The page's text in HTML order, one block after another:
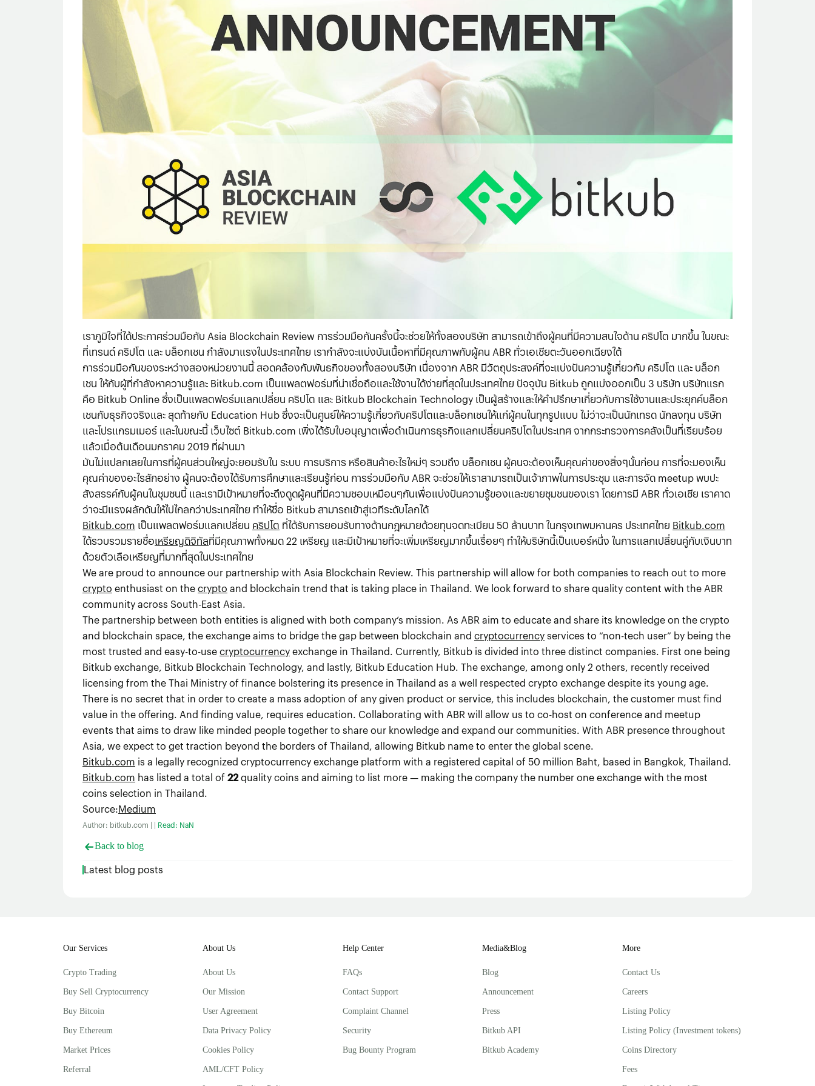
เราภูมิใจที่ได้ประกาศร่วมมือกับ Asia Blockchain Review การร่วมมือกันครั้งนี้จะช่วยให้ทั้งสองบริษัท สามารถเข้าถึงผู้คนที่มีความสนใจด้าน คริปโต มากขึ้น ในขณะ
ที่เทรนด์ คริปโต และ บล็อกเชน กำลังมาแรงในประเทศไทย เรากำลังจะแบ่งบันเนื้อหาที่มีคุณภาพกับผู้คน ABR ทั่วเอเชียตะวันออกเฉียงใต้
การร่วมมือกันของระหว่างสองหน่วยงานนี้ สอดคล้องกับพันธกิจของทั้งสองบริษัท เนื่องจาก ABR มีวัตถุประสงค์ที่จะแบ่งปันความรู้เกี่ยวกับ คริปโต และ บล็อก
เชน ให้กับผู้ที่กำลังหาความรู้และ Bitkub.com เป็นแพลตฟอร์มที่น่าเชื่อถือและใช้งานได้ง่ายที่สุดในประเทศไทย ปัจจุบัน Bitkub ถูกแบ่งออกเป็น 3 บริษัท บริษัทแรก
คือ Bitkub Online ซึ่งเป็นแพลตฟอร์มแลกเปลี่ยน คริปโต และ Bitkub Blockchain Technology เป็นผู้สร้างและให้คำปรึกษาเกี่ยวกับการใช้งานและประยุกค์บล็อก
เชนกับธุรกิจจริงและ สุดท้ายกับ Education Hub ซึ่งจะเป็นศูนย์ให้ความรู้เกี่ยวกับคริปโตและบล็อกเชนให้แก่ผู้คนในทุกรูปแบบ ไม่ว่าจะเป็นนักเทรด นักลงทุน บริษัท
และโปรแกรมเมอร์ และในขณะนี้ เว็บไซต์ Bitkub.com เพิ่งได้รับใบอนุญาตเพื่อดำเนินการธุรกิจแลกเปลี่ยนคริปโตในประเทศ จากกระทรวงการคลังเป็นที่เรียบร้อย
แล้วเมื่อต้นเดือนมกราคม 2019 ที่ผ่านมา
มันไม่แปลกเลยในการที่ผู้คนส่วนใหญ่จะยอมรับใน ระบบ การบริการ หรือสินค้าอะไรใหม่ๆ รวมถึง บล็อกเชน ผู้คนจะต้องเห็นคุณค่าของสิ่งๆนั้นก่อน การที่จะมองเห็น
คุณค่าของอะไรสักอย่าง ผู้คนจะต้องได้รับการศึกษาและเรียนรู้ก่อน การร่วมมือกับ ABR จะช่วยให้เราสามารถเป็นเจ้าภาพในการประชุม และการจัด meetup พบปะ
สังสรรค์กับผู้คนในชุมชนนี้ และเรามีเป้าหมายที่จะดึงดูดผู้คนที่มีความชอบเหมือนๆกันเพื่อแบ่งปันความรู้ของและขยายชุมชนของเรา โดยการมี ABR ทั่วเอเชีย เราคาด
ว่าจะมีแรงผลักดันให้ไปไกลกว่าประเทศไทย ทำให้ชื่อ Bitkub สามารถเข้าสู่เวทีระดับโลกได้
Bitkub.com เป็นแพลตฟอร์มแลกเปลี่ยน คริปโต ที่ได้รับการยอมรับทางด้านกฎหมายด้วยทุนจดทะเบียน 50 ล้านบาท ในกรุงเทพมหานคร ประเทศไทย Bitkub.com
ได้รวบรวมรายชื่อเหรียญดิจิทัลที่มีคุณภาพทั้งหมด 22 เหรียญ และมีเป้าหมายที่จะเพิ่มเหรียญมากขึ้นเรื่อยๆ ทำให้บริษัทนี้เป็นเบอร์หนึ่ง ในการแลกเปลี่ยนคู่กับเงินบาท
ด้วยตัวเลือเหรียญที่มากที่สุดในประเทศไทย
We are proud to announce our partnership with Asia Blockchain Review. This partnership will allow for both companies to reach out to more
crypto enthusiast on thecrypto and blockchain trend that is taking place in Thailand. We look forward to share quality content with the ABR
community across South-East Asia.
The partnership between both entities is aligned with both company’s mission. As ABR aim to educate and share its knowledge on the crypto
and blockchain space, the exchange aims to bridge the gap between blockchain and cryptocurrencyservices to “non-tech user” by being the
most trusted and easy-to-usecryptocurrencyexchange in Thailand. Currently, Bitkub is divided into three distinct companies. First one being
Bitkub exchange, Bitkub Blockchain Technology, and lastly, Bitkub Education Hub. The exchange, among only 2 others, recently received
licensing from the Thai Ministry of finance bolstering its presence in Thailand as a well respected crypto exchange despite its young age.
There is no secret that in order to create a mass adoption of any given product or service, this includes blockchain, the customer must find
value in the offering. And finding value, requires education. Collaborating with ABR will allow us to co-host on conference and meetup
events that aims to draw like minded people together to share our knowledge and expand our communities. With ABR presence throughout
Asia, we expect to get traction beyond the borders of Thailand, allowing Bitkub name to enter the global scene.
Bitkub.com is a legally recognized cryptocurrency exchange platform with a registered capital of 50 million Baht, based in Bangkok, Thailand.
Bitkub.com has listed a total of22quality coins and aiming to list more — making the company the number one exchange with the most
coins selection in Thailand.
Source:Medium
Author: bitkub.com | | Read: NaN
Back to blog
Latest blog posts
Our Services
Crypto Trading
Buy Sell Cryptocurrency
Buy Bitcoin
Buy Ethereum
Market Prices
Referral
About Us
About Us
Our Mission
User Agreement
Data Privacy Policy
Cookies Policy
AML/CFT Policy
Help Center
FAQs
Contact Support
Complaint Channel
Security
Bug Bounty Program
Media&Blog
Blog
Announcement
Press
Bitkub API
Bitkub Academy
More
Contact Us
Careers
Listing Policy
Listing Policy (Investment tokens)
Coins Directory
Fees